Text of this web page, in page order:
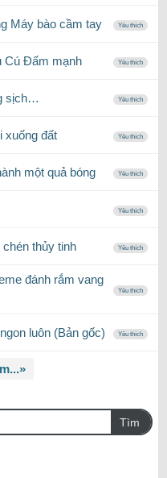
Máy bào cầm tay Yêu thích
Cú Đấm mạnh Yêu thích
sịch… Yêu thích
xuống đất Yêu thích
một quả bóng Yêu thích
Yêu thích
thủy tinh Yêu thích
đánh rắm vang
Yêu thích
luôn (Bản gốc) Yêu thích
Tìm